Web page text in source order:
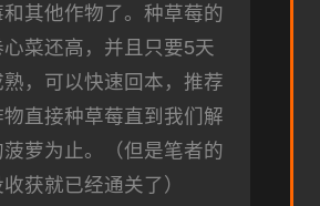
其他作物了。种草莓的
菜还高，并且只要5天
，可以快速回本，推荐
直接种草莓直到我们解
萝为止。（但是笔者的
获就已经通关了）